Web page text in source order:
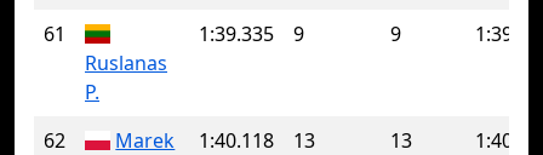
61
Ruslanas
P.
1:39.335 9 9
62
Marek
1:40.118 13 13